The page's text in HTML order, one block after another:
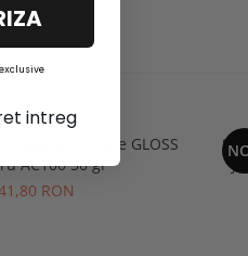
Sealer Jesmonite GLOSS
AC100 50 gr
RON
intreg